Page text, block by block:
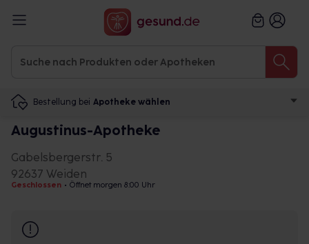
Bestellung bei Apotheke wählen
Augustinus-Apotheke
Gabelsbergerstr. 5
92637 Weiden
Geschlossen • Öffnet morgen 8:00 Uhr